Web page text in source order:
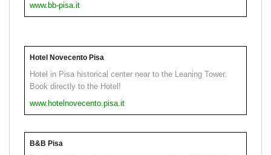
www.bb-pisa.it
Hotel Novecento Pisa
Hotel in Pisa historical center near to the Leaning Tower.
Book directly to the Hotel!
www.hotelnovecento.pisa.it
B&B Pisa